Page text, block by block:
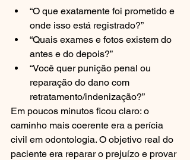
“O que exatamente foi prometido e
onde isso está registrado?”
“Quais exames e fotos existem do
antes e do depois?”
“Você quer punição penal ou
reparação do dano com
retratamento/indenização?”
Em poucos minutos ficou claro: o
caminho mais coerente era a perícia
civil em odontologia. O objetivo real do
paciente era reparar o prejuízo e provar